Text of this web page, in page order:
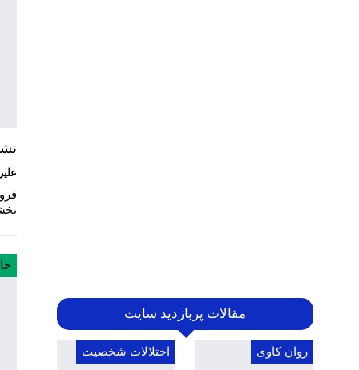
مقالات پربازدید سایت
روان کاوی اختلالات شخصیت